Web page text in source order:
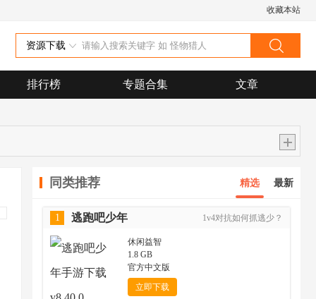
收藏本站
资源下载
排行榜 专题合集 文章
同类推荐 精选 最新
1 逃跑吧少年 1v4对抗如何抓逃少？
休闲益智
1.8 GB
官方中文版
立即下载